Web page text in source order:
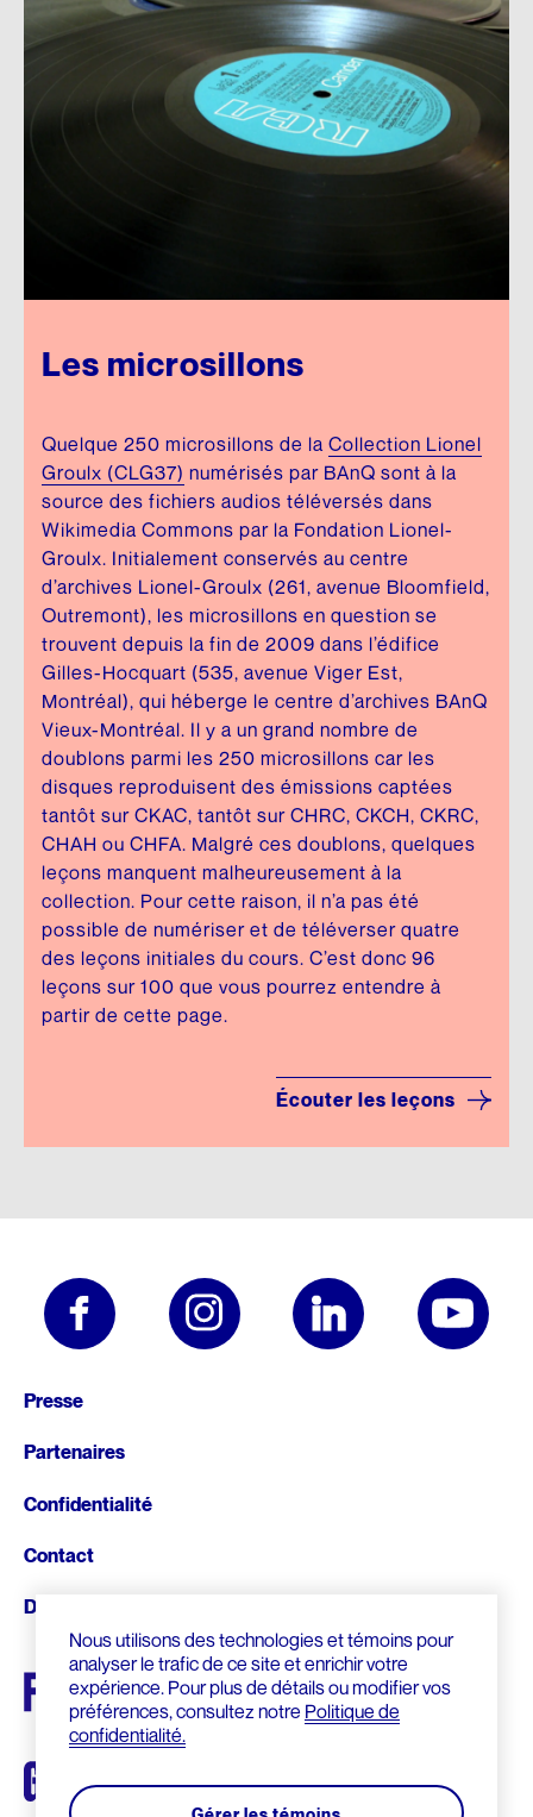
Nous utilisons des technologies et témoins pour
analyser le trafic de ce site et enrichir votre
expérience. Pour plus de détails ou modifier vos
préférences, consultez notre Politique de
confidentialité.
Les microsillons
Quelque 250 microsillons de la Collection Lionel
Groulx (CLG37) numérisés par BAnQ sont à la
source des fichiers audios téléversés dans
Wikimedia Commons par la Fondation Lionel-
Groulx. Initialement conservés au centre
d’archives Lionel-Groulx (261, avenue Bloomfield,
Outremont), les microsillons en question se
trouvent depuis la fin de 2009 dans l’édifice
Gilles-Hocquart (535, avenue Viger Est,
Montréal), qui héberge le centre d’archives BAnQ
Vieux-Montréal. Il y a un grand nombre de
doublons parmi les 250 microsillons car les
disques reproduisent des émissions captées
tantôt sur CKAC, tantôt sur CHRC, CKCH, CKRC,
CHAH ou CHFA. Malgré ces doublons, quelques
leçons manquent malheureusement à la
collection. Pour cette raison, il n’a pas été
possible de numériser et de téléverser quatre
des leçons initiales du cours. C’est donc 96
leçons sur 100 que vous pourrez entendre à
partir de cette page.
Écouter les leçons
page
Presse
Partenaires
Confidentialité
Contact
Donnez